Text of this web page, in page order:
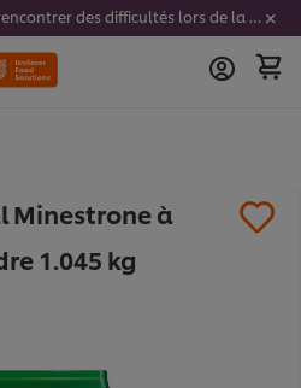
Vous pouvez actuellement rencontrer des difficultés lors de la saisie de vos codes stickers. Nous travaillons activement à résoudre ce problème.
Minestrone à
1.045 kg​